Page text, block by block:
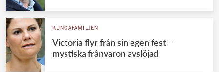
KUNGAFAMILJEN
Victoria flyr från sin egen fest –
mystiska frånvaron avslöjad